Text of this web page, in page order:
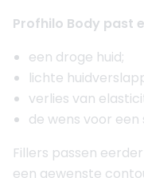
Profhilo Body past
een droge huid;
lichte
verlies van
de wens voor
Fillers passen
een gewenste